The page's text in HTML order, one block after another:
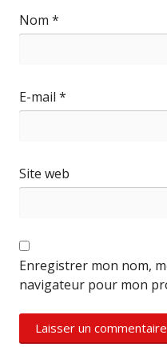
Nom *
E-mail *
Site web
Enregistrer mon nom,
navigateur pour mon